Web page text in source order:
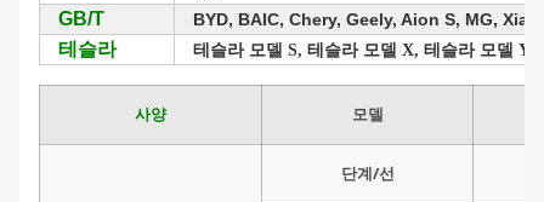
GB/T BYD, BAIC, Chery, Geely, Aion S, MG,
테슬라 테슬라 모델 S, 테슬라 모델 X, 테슬라 모델 Y,
사양 모델
단계/선